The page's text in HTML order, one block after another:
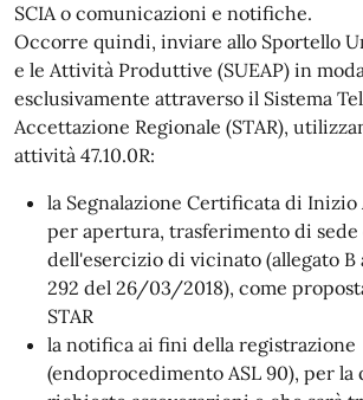
SCIA o comunicazioni e notifiche.
Occorre quindi, inviare allo Sportello
e le Attività Produttive (SUEAP) in
esclusivamente attraverso il Sistema
Accettazione Regionale (STAR),
attività 47.10.0R:
la Segnalazione Certificata di Inizio
per apertura, trasferimento di sede
dell'esercizio di vicinato (allegato B
292 del 26/03/2018), come
STAR
la notifica ai fini della registrazione
(endoprocedimento ASL 90), per la